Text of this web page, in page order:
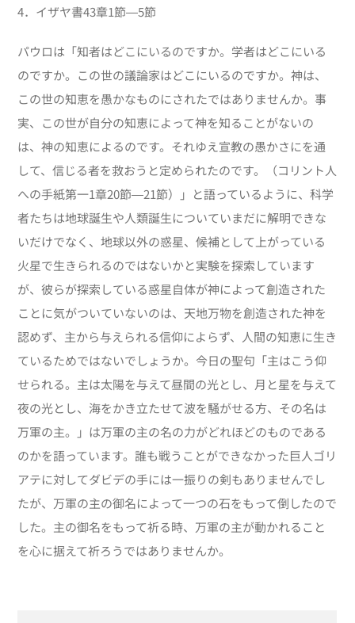
4．イザヤ書43章1節―5節
パウロは「知者はどこにいるのですか。学者はどこにいる
のですか。この世の議論家はどこにいるのですか。神は、
この世の知恵を愚かなものにされたではありませんか。事
実、この世が自分の知恵によって神を知ることがないの
は、神の知恵によるのです。それゆえ宣教の愚かさにを通
して、信じる者を救おうと定められたのです。（コリント人
への手紙第一1章20節―21節）」と語っているように、科学
者たちは地球誕生や人類誕生についていまだに解明できな
いだけでなく、地球以外の惑星、候補として上がっている
火星で生きられるのではないかと実験を探索しています
が、彼らが探索している惑星自体が神によって創造された
ことに気がついていないのは、天地万物を創造された神を
認めず、主から与えられる信仰によらず、人間の知恵に生き
ているためではないでしょうか。今日の聖句「主はこう仰
せられる。主は太陽を与えて昼間の光とし、月と星を与えて
夜の光とし、海をかき立たせて波を騒がせる方、その名は
万軍の主。」は万軍の主の名の力がどれほどのものである
のかを語っています。誰も戦うことができなかった巨人ゴリ
アテに対してダビデの手には一振りの剣もありませんでし
たが、万軍の主の御名によって一つの石をもって倒したので
した。主の御名をもって祈る時、万軍の主が動かれること
を心に据えて祈ろうではありませんか。